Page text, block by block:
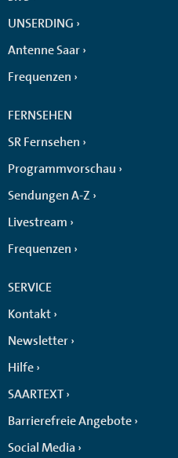
UNSERDING
Antenne Saar
Frequenzen
FERNSEHEN
SR Fernsehen
Programmvorschau
Sendungen A-Z
Livestream
Frequenzen
SERVICE
Kontakt
Newsletter
Hilfe
SAARTEXT
Barrierefreie Angebote
Social Media